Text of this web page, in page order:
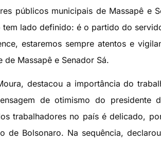
públicos municipais de Massapê e
tem lado definido: é o partido do
estaremos sempre atentos e
Massapê e Senador Sá.
destacou a importância do
de otimismo do presidente
trabalhadores no país é delicado,
Bolsonaro. Na sequência,